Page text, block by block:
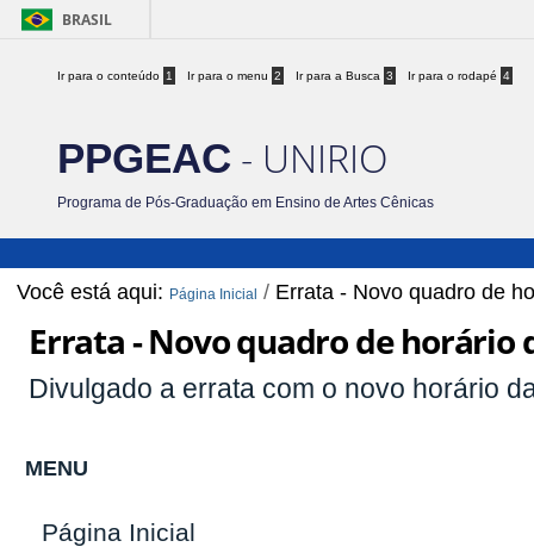
BRASIL
Ir para o conteúdo 1 Ir para o menu 2 Ir para a Busca 3 Ir para o rodapé 4
PPGEAC - UNIRIO
Programa de Pós-Graduação em Ensino de Artes Cênicas
Você está aqui: Página Inicial / Errata - Novo quadro de
Errata - Novo quadro de horário
Divulgado a errata com o novo horário
MENU
Página Inicial